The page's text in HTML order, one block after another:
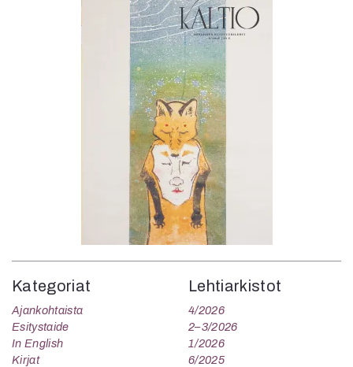
Kategoriat
Ajankohtaista
Esitystaide
In English
Kirjat
Lehtiarkistot
4/2026
2–3/2026
1/2026
6/2025